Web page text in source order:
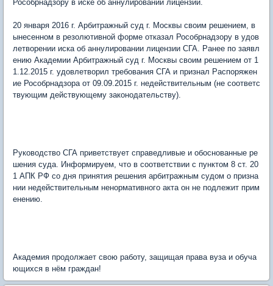
Рособрнадзору в иске об аннулировании лицензии.
20 января 2016 г. Арбитражный суд г. Москвы своим решением, в
ынесенном в резолютивной форме отказал Рособрнадзору в удов
летворении иска об аннулировании лицензии СГА. Ранее по заявл
ению Академии Арбитражный суд г. Москвы своим решением от 1
1.12.2015 г. удовлетворил требования СГА и признал Распоряжен
ие Рособрнадзора от 09.09.2015 г. недействительным (не соответс
твующим действующему законодательству).
Руководство СГА приветствует справедливые и обоснованные ре
шения суда. Информируем, что в соответствии с пунктом 8 ст. 20
1 АПК РФ со дня принятия решения арбитражным судом о призна
нии недействительным ненормативного акта он не подлежит прим
енению.
Академия продолжает свою работу, защищая права вуза и обуча
ющихся в нём граждан!